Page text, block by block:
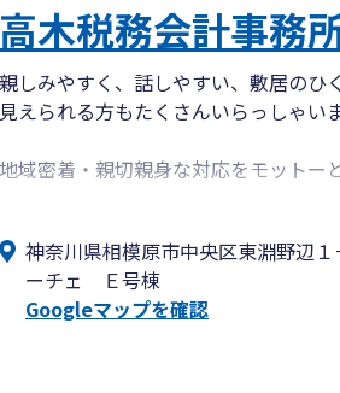
高木税務会計事務
親しみやすく、話しやすい、敷居のひ
見えられる方もたくさんいらっしゃい
地域密着・親切親身な対応をモットー
恵まれて、相模原市の発展とともに現
相模原市で約４０年間営業してきた歴
積してきた相模原市に地域密着の会
ッフ一同、心から願っております。
皆様がお悩みのこと、分からないこ
神奈川県相模原市中央区東淵野辺
ーチェ Ｅ号棟
Googleマップを確認